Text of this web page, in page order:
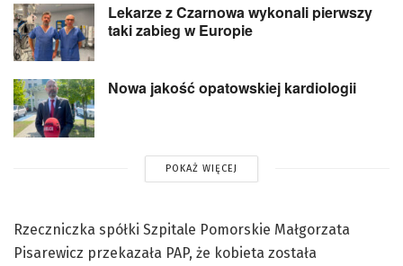
Lekarze z Czarnowa wykonali pierwszy
taki zabieg w Europie
Nowa jakość opatowskiej kardiologii
POKAŻ WIĘCEJ
Rzeczniczka spółki Szpitale Pomorskie Małgorzata
Pisarewicz przekazała PAP, że kobieta została